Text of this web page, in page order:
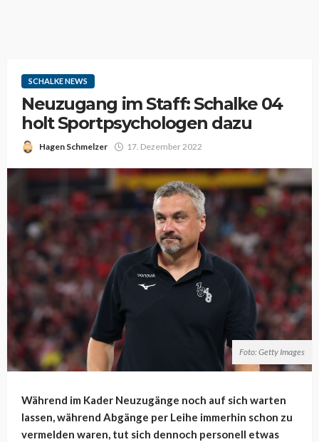
SCHALKE NEWS
Neuzugang im Staff: Schalke 04
holt Sportpsychologen dazu
Hagen Schmelzer 17. Dezember 2022
Foto: Getty Images
Während im Kader Neuzugänge noch auf sich warten
lassen, während Abgänge per Leihe immerhin schon zu
vermelden waren, tut sich dennoch personell etwas